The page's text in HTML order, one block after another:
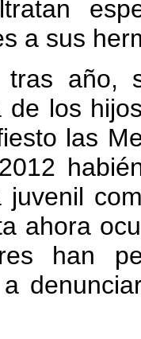
a sus
año,
de los
las
juvenil
ahora
han